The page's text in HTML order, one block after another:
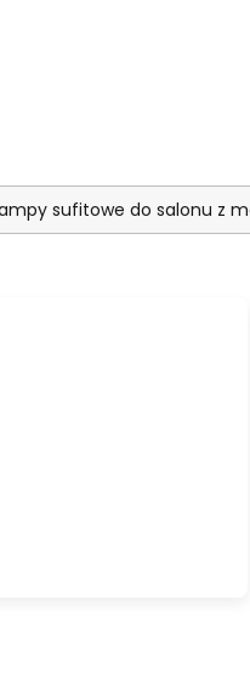
sufitowe do salonu z